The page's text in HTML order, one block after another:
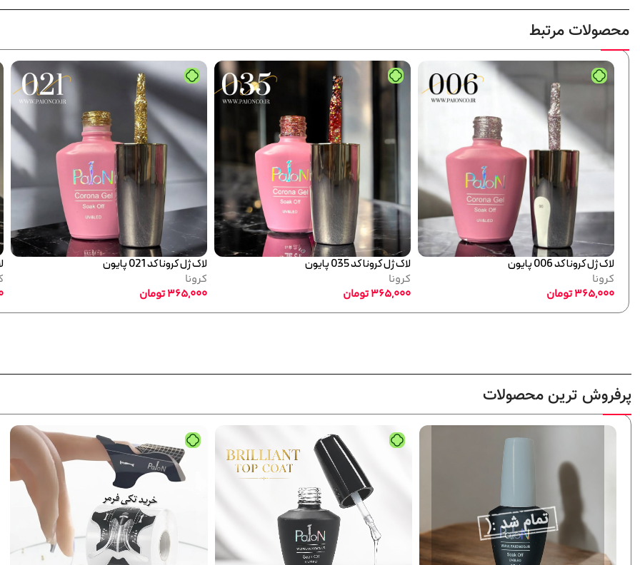
محصولات مرتبط
لاک ژل کرونا کد 021 پایون
کرونا
365,000تومان
لاک ژل کرونا کد 037 پایون
کرونا
365,000تومان
لاک ژل کرونا کد 012 پایون
کرونا
365,000تومان
پرفروش ترین محصولات